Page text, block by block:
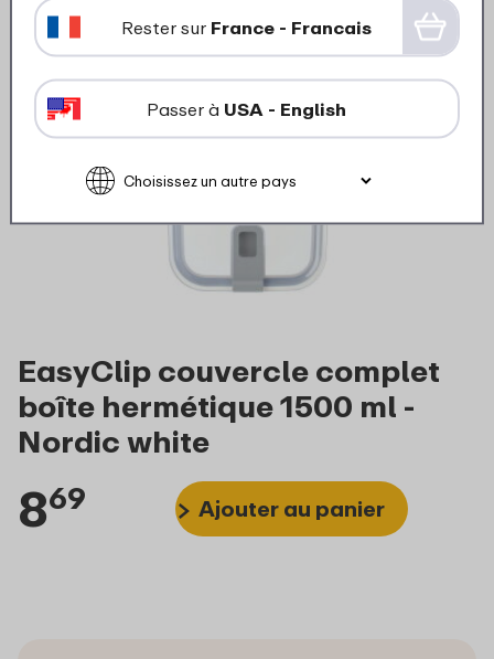
EasyClip couvercle complet
boîte hermétique 1500 ml -
Nordic white
869 Ajouter au panier
Rester sur France - Francais
Passer à USA - English